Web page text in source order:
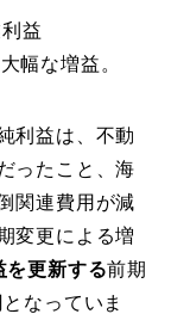
益
幅な増益。
利益は、不動
ったこと、海
関連費用が減
変更による増
を更新する前期
なっていま